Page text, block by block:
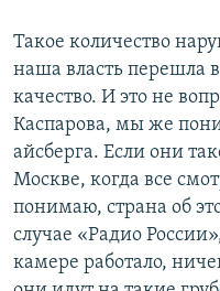
Такое количество
наша власть перешла
качество. И это не
Каспарова, мы же
айсберга. Если они
Москве, когда все
понимаю, страна об
случае «Радио
камере работало,